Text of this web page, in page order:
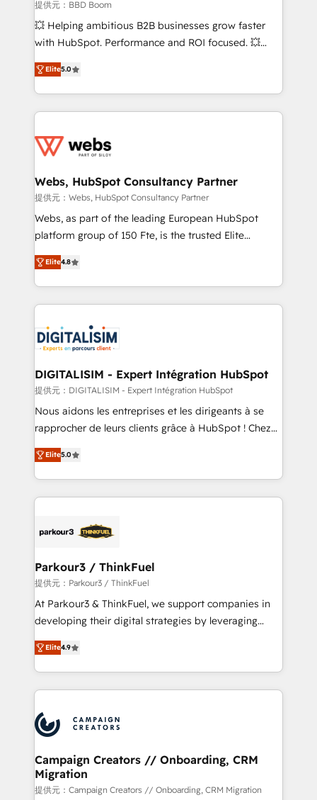
End Revenue Acceleration • Lifecycle marketing and
pipeline growth programs • Sales enablement tools
and CRM optimization • Retention strategies with
Execution • 750+ onboardings and 2,000+
implementations • Deep expertise across marketing,
提供元：BBD Boom
💥 Helping ambitious B2B businesses grow faster
with HubSpot. Performance and ROI focused. 💥
BBD Boom is the HubSpot partner that can help you
to HubSpot Better. We work with your teams to
solve all your HubSpot challenges and improve user
adoption, sales process and marketing results.
the first time 🔧 Designing and optimising your
and build using HubSpot 🔌 Integrating HubSpot
with other systems 🎓 Training your teams to be
HubSpot pros 📊 Lead generation services using
HubSpot Why us? - SIX HubSpot Accreditations -
CRM, Solutions Architecture, Onboarding , Data
Migration, Custom Integration & Platform
team of 25+ experts Contact us today to help you
get more from your investment in HubSpot.
Elite5.0
Webs, HubSpot Consultancy Partner
提供元：Webs, HubSpot Consultancy Partner
Webs, as part of the leading European HubSpot
platform group of 150 Fte, is the trusted Elite
HubSpot CRM Partner offering you a roadmap on
maximizing EBITDA and achieving Commercial
Excellence. With our targeted processes, we
strengthen your digital transformation and minimize
Implementation partner, we provide expertise to
drive your business forward. Since 2015 we are fully
dedicated to HubSpot and with an experienced
team (50+), we work with reputable companies in
B2B sectors such as manufacturing, SaaS and
business services. We prepare a customized
impact of your digital transformation, including a
detailed financial rationale with a focus on ROI and
embark on a transformational journey that sets your
business up for long-term success. Unlock your
Elite4.8
DIGITALISIM - Expert Intégration HubSpot
提供元：DIGITALISIM - Expert Intégration HubSpot
Nous aidons les entreprises et les dirigeants à se
rapprocher de leurs clients grâce à HubSpot ! Chez
DIGITALISIM, nous avons l'intime conviction que la
réussite des entreprises passe par l’innovation web,
le marketing digital, et la relation client ! C'est
pourquoi, nos experts sont à la fois capables de
référencement, votre stratégie digitale et le pilotage
projet HubSpot avec DIGITALISIM : 🧽 Nettoyage,
migration et intégration des bases de données. 🚀
Développement des interfaces avec vos logiciels
métiers ⚙️ Configuration de la plateforme HubSpot
Book Process & Guidelines utilisateurs 🎓
Formations des utilisateurs
Elite5.0
Parkour3 / ThinkFuel
提供元：Parkour3 / ThinkFuel
At Parkour3 & ThinkFuel, we support companies in
developing their digital strategies by leveraging
technologies and automating their marketing and
sales processes to generate growth. Our offer spans
from Strategy to Operations. We specialize in CRM
onboarding and implementation, web design, sales
extensive experience working with tech companies
and manufacturers since 2002, we are committed to
empowering our clients and developing their
autonomy. Get to grips with HubSpot through
guided implementation and seamless integration of
Elite4.9
Campaign Creators // Onboarding, CRM
Migration
提供元：Campaign Creators // Onboarding, CRM Migration